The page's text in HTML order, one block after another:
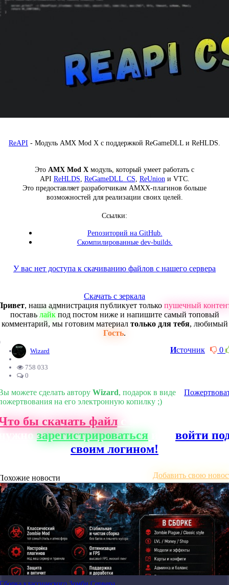
ReAPI - Модуль AMX Mod X с поддержкой ReGameDLL и ReHLDS.
Это AMX Mod X модуль, который умеет работать с
API ReHLDS ReGameDLL_CS ReUnion и VTC.
Это предоставляет разработчикам AMXX-плагинов больше
возможностей для реализации своих целей.
Ссылки:
Репозиторий на GitHub.
Скомпилированные dev-builds.
У вас нет доступа к скачиванию файлов с нашего сервера
Скачать с зеркала
, наша адмнистрация публикует только пушечный
поставь лайкпод постом ниже и напишите самый топовый
комментарий, мы готовим материал только для тебя, любимый
Гость.
0
Источник
Wizard
758 033
0
можете сделать автору Wizard, подарок в виде
на его электронную копилку ;)
бы скачать файлс нашего сайта,
зарегистрироваться
войти
своим логином!
новости Добавить свою